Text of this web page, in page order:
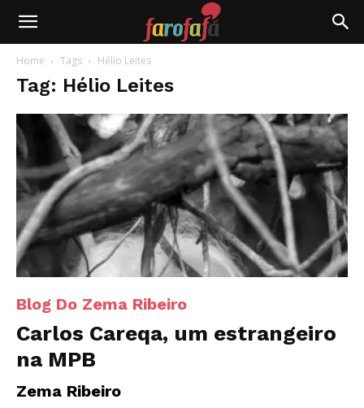
Farofafá
Home Tags Hélio Leites
Tag: Hélio Leites
Blog Do Zema Ribeiro
Carlos Careqa, um estrangeiro
na MPB
Zema Ribeiro